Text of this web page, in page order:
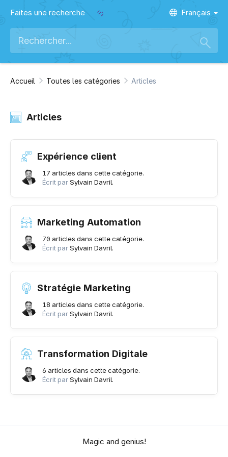
Faites une recherche Français
Accueil Toutes les catégories Articles
Articles
Expérience client
17 articles dans cette catégorie.
Écrit parSylvain Davril.
Marketing Automation
70 articles dans cette catégorie.
Écrit parSylvain Davril.
Stratégie Marketing
18 articles dans cette catégorie.
Écrit parSylvain Davril.
Transformation Digitale
6 articles dans cette catégorie.
Écrit parSylvain Davril.
Magic and genius!